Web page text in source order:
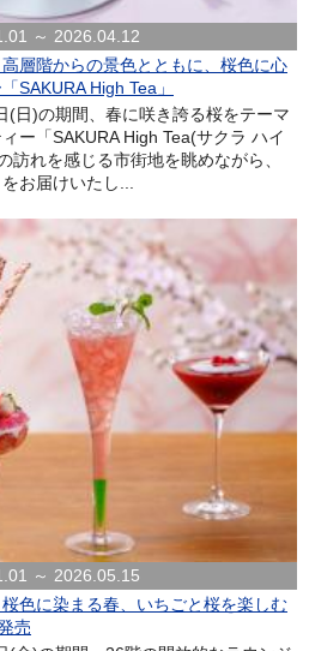
～ 2026.04.12
層階からの景色とともに、桜色に心
SAKURA High Tea」
日)の期間、春に咲き誇る桜をテーマ
ー「SAKURA High Tea(サクラ ハイ
訪れを感じる市街地を眺めながら、
お届けいたし...
～ 2026.05.15
色に染まる春、いちごと桜を楽しむ
売